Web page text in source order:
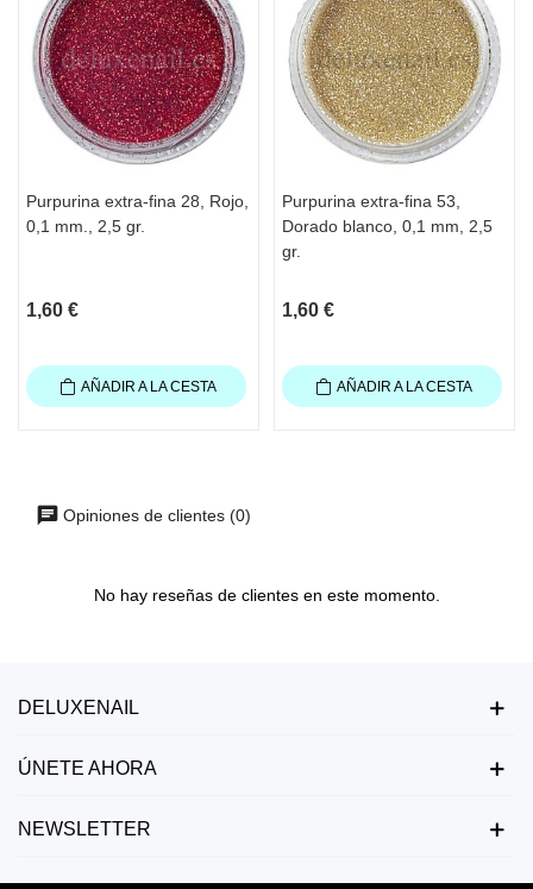
Purpurina extra-fina 28, Rojo,
0,1 mm., 2,5 gr.
1,60 €
AÑADIR A LA CESTA
Purpurina extra-fina 53,
Dorado blanco, 0,1 mm, 2,5
gr.
1,60 €
AÑADIR A LA CESTA
Opiniones de clientes (0)
No hay reseñas de clientes en este momento.
DELUXENAIL
ÚNETE AHORA
NEWSLETTER